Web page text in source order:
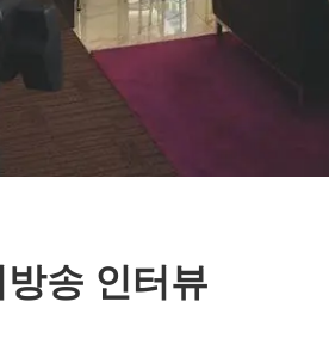
방송 인터뷰